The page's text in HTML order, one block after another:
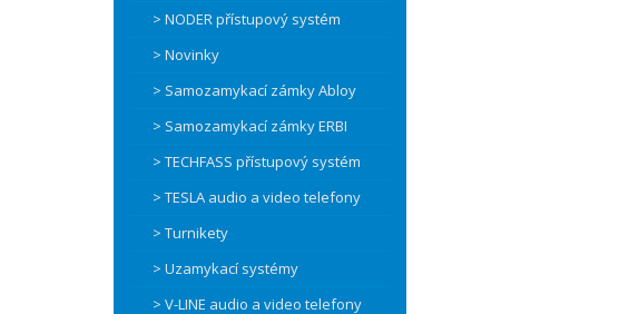
> NODER přístupový systém
> Novinky
> Samozamykací zámky Abloy
> Samozamykací zámky ERBI
> TECHFASS přístupový systém
> TESLA audio a video telefony
> Turnikety
> Uzamykací systémy
> V-LINE audio a video telefony